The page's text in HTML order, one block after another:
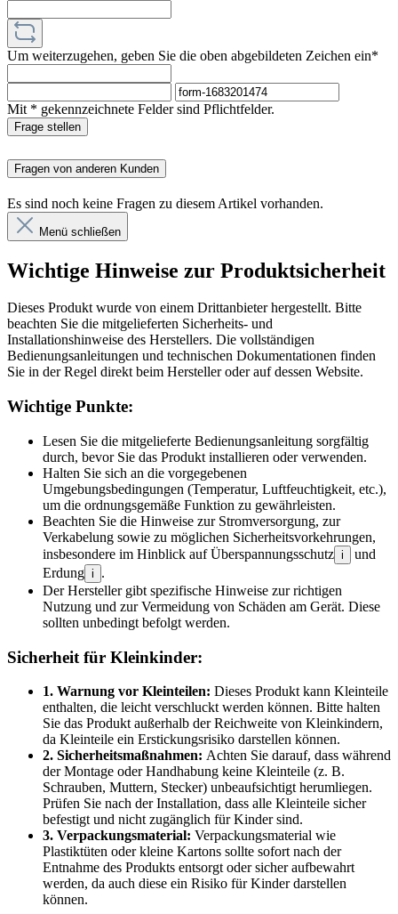
Um weiterzugehen, geben Sie die oben abgebildeten Zeichen ein*
Mit * gekennzeichnete Felder sind Pflichtfelder.
Frage stellen
Fragen von anderen Kunden
Es sind noch keine Fragen zu diesem Artikel vorhanden.
Menü schließen
Wichtige Hinweise zur Produktsicherheit
Dieses Produkt wurde von einem Drittanbieter hergestellt. Bitte
beachten Sie die mitgelieferten Sicherheits- und
Installationshinweise des Herstellers. Die vollständigen
Bedienungsanleitungen und technischen Dokumentationen finden
Sie in der Regel direkt beim Hersteller oder auf dessen Website.
Wichtige Punkte:
Lesen Sie die mitgelieferte Bedienungsanleitung sorgfältig
durch, bevor Sie das Produkt installieren oder verwenden.
Halten Sie sich an die vorgegebenen
Umgebungsbedingungen (Temperatur, Luftfeuchtigkeit, etc.),
um die ordnungsgemäße Funktion zu gewährleisten.
Beachten Sie die Hinweise zur Stromversorgung, zur
Verkabelung sowie zu möglichen Sicherheitsvorkehrungen,
insbesondere im Hinblick auf Überspannungsschutz i
und
Erdung i
.
Der Hersteller gibt spezifische Hinweise zur richtigen
Nutzung und zur Vermeidung von Schäden am Gerät. Diese
sollten unbedingt befolgt werden.
Sicherheit für Kleinkinder:
1. Warnung vor Kleinteilen: Dieses Produkt kann Kleinteile
enthalten, die leicht verschluckt werden können. Bitte halten
Sie das Produkt außerhalb der Reichweite von Kleinkindern,
da Kleinteile ein Erstickungsrisiko darstellen können.
2. Sicherheitsmaßnahmen: Achten Sie darauf, dass während
der Montage oder Handhabung keine Kleinteile (z. B.
Schrauben, Muttern, Stecker) unbeaufsichtigt herumliegen.
Prüfen Sie nach der Installation, dass alle Kleinteile sicher
befestigt und nicht zugänglich für Kinder sind.
3. Verpackungsmaterial: Verpackungsmaterial wie
Plastiktüten oder kleine Kartons sollte sofort nach der
Entnahme des Produkts entsorgt oder sicher aufbewahrt
werden, da auch diese ein Risiko für Kinder darstellen
können.